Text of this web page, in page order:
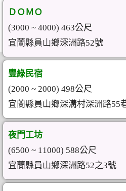
ＤＯＭＯ
(3000 ~ 4000) 463公尺
宜蘭縣員山鄉深洲路52號
豐綠民宿
(2000 ~ 2000) 498公尺
宜蘭縣員山鄉深溝村深洲路55
夜門工坊
(6500 ~ 11000) 588公尺
宜蘭縣員山鄉深洲路52之3號